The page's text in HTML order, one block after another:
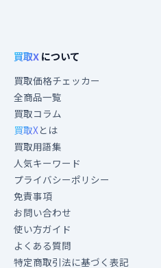
買取Xについて
買取価格チェッカー
全商品一覧
買取コラム
買取Xとは
買取用語集
人気キーワード
プライバシーポリシー
免責事項
お問い合わせ
使い方ガイド
よくある質問
特定商取引法に基づく表記